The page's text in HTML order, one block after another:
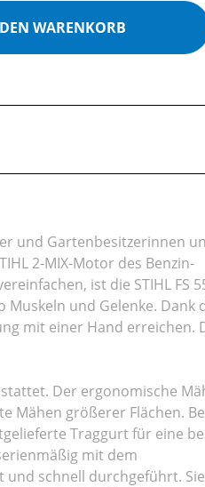
Wert
WARENKORB
und Gartenbesitzerinnen
2-MIX-Motor des Benzin-
ist die STIHL FS
und Gelenke. Dank
mit einer Hand erreichen.
Der ergonomische
Mähen größerer Flächen.
Traggurt für eine
mit dem
und schnell durchgeführt. Sie